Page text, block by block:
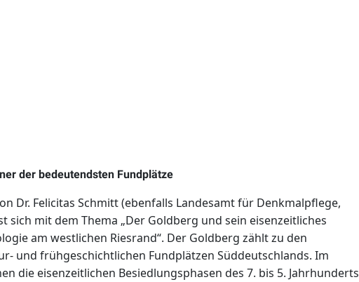
der bedeutendsten Fundplätze
Dr. Felicitas Schmitt (ebenfalls Landesamt für Denkmalpflege,
sich mit dem Thema „Der Goldberg und sein eisenzeitliches
am westlichen Riesrand“. Der Goldberg zählt zu den
und frühgeschichtlichen Fundplätzen Süddeutschlands. Im
die eisenzeitlichen Besiedlungsphasen des 7. bis 5. Jahrhunderts